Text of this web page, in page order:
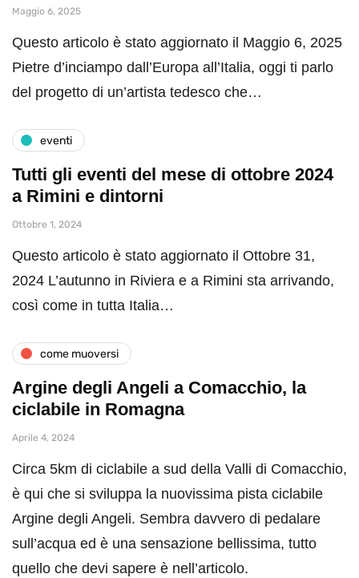
Maggio 6, 2025
Questo articolo è stato aggiornato il Maggio 6, 2025
Pietre d’inciampo dall’Europa all’Italia, oggi ti parlo
del progetto di un’artista tedesco che…
eventi
Tutti gli eventi del mese di ottobre 2024
a Rimini e dintorni
Ottobre 1, 2024
Questo articolo è stato aggiornato il Ottobre 31,
2024 L’autunno in Riviera e a Rimini sta arrivando,
così come in tutta Italia…
come muoversi
Argine degli Angeli a Comacchio, la
ciclabile in Romagna
Aprile 4, 2024
Circa 5km di ciclabile a sud della Valli di Comacchio,
è qui che si sviluppa la nuovissima pista ciclabile
Argine degli Angeli. Sembra davvero di pedalare
sull’acqua ed è una sensazione bellissima, tutto
quello che devi sapere è nell’articolo.